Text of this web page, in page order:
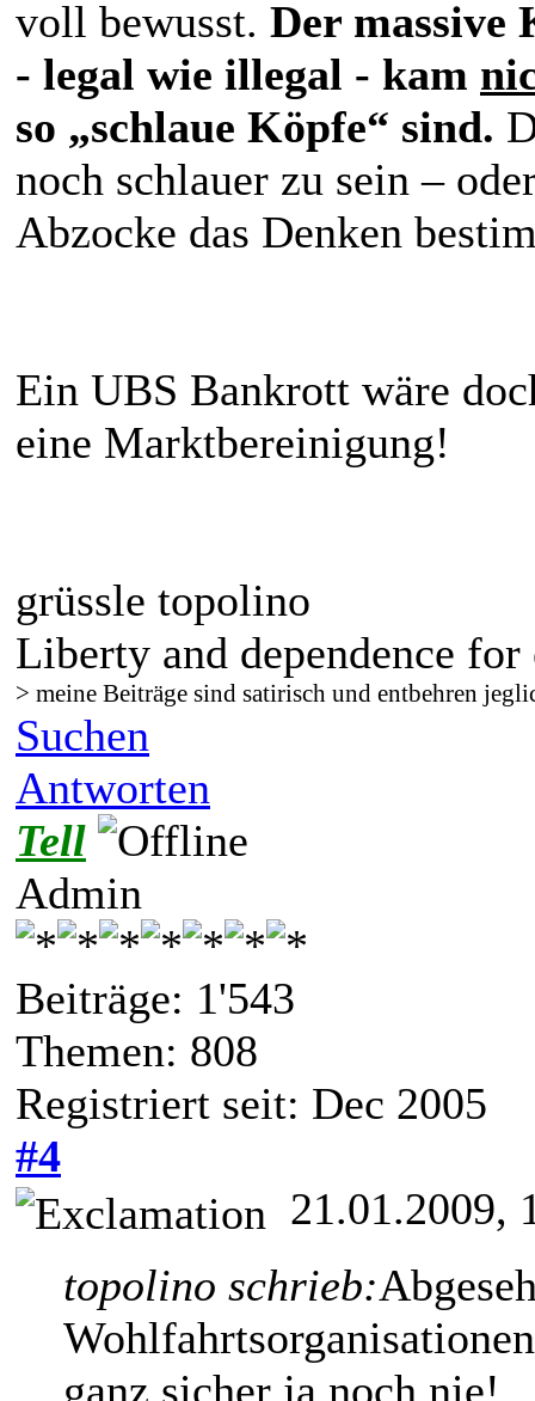
voll bewusst. Der massive
- legal wie illegal - kam
so „schlaue Köpfe“ sind.
noch schlauer zu sein –
Abzocke das Denken
Ein UBS Bankrott wäre
eine Marktbereinigung!
grüssle topolino
Liberty and dependence for
> meine Beiträge sind satirisch und entbehren
Suchen
Antworten
Tell
Admin
Beiträge: 1'543
Themen: 808
Registriert seit: Dec 2005
#4
21.01.2009,
topolino schrieb:
ganz sicher ja noch nie!